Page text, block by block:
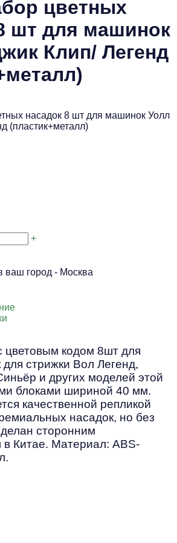
цветных
шт для машинок
Клип/ Легенд
+
ваш город - Москва
цветовым кодом 8шт для
стрижки Вол Легенд,
и других моделей этой
блоками шириной 40 мм.
качественной репликой
насадок, но без
сторонним
в Китае. Материал: ABS-